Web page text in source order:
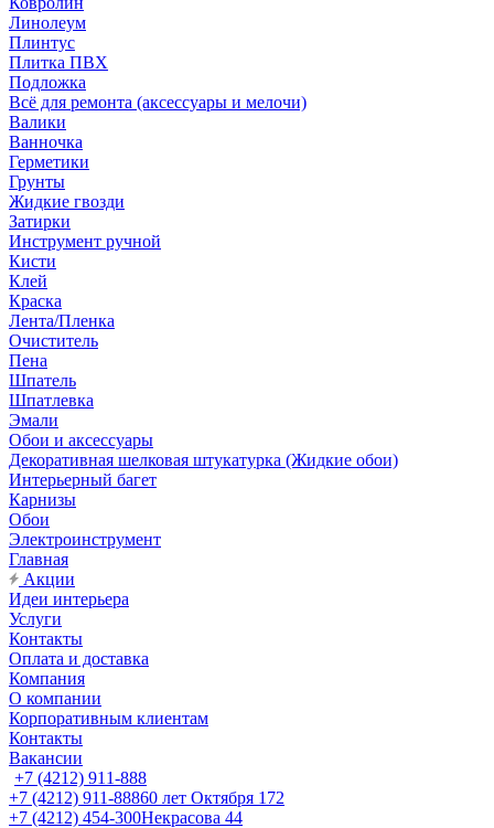
Линолеум
Плинтус
Плитка ПВХ
Подложка
Всё для ремонта (аксессуары и мелочи)
Валики
Ванночка
Герметики
Грунты
Жидкие гвозди
Затирки
Инструмент ручной
Кисти
Клей
Краска
Лента/Пленка
Очиститель
Пена
Шпатель
Шпатлевка
Эмали
Обои и аксессуары
Декоративная шелковая штукатурка (Жидкие обои)
Интерьерный багет
Карнизы
Обои
Электроинструмент
Главная
Акции
Идеи интерьера
Услуги
Контакты
Оплата и доставка
Компания
О компании
Корпоративным клиентам
Контакты
Вакансии
+7 (4212) 911-888
+7 (4212) 911-88860 лет Октября 172
+7 (4212) 454-300Некрасова 44